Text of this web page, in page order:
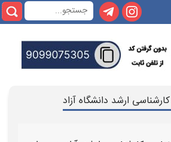
ارشد دانشگاه آزاد